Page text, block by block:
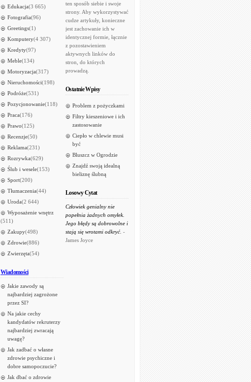
Edukacja(3 665)
Fotografia(96)
Greetings(1)
Komputery(4 307)
Kredyty(97)
Meble(134)
Motoryzacja(317)
Nieruchomości(198)
Podróże(531)
Pozycjonowanie(118)
Praca(176)
Prawo(125)
Recenzje(50)
Reklama(231)
Rozrywka(629)
Ślub i wesele(153)
Sport(200)
Tłumaczenia(44)
Uroda(2 644)
Wyposażenie wnętrz
(511)
Zakupy(498)
Zdrowie(886)
Zwierzęta(54)
Wiadomości
Jakie zawody są
najbardziej zagrożone
przez SI?
Na jakie cechy
kandydatów rekruterzy
najbardziej zwracają
uwagę?
Jak zadbać o własne
zdrowie psychiczne i
dobre samopoczucie?
Jak dbać o zdrowie
ten sposób siebie i swoje
strony. Aby wykorzystywać
cudze artykuły, konieczne
jest zachowanie ich w
identycznej formie, łącznie
z pozostawieniem
aktywnych linków do
stron, do których
prowadzą.
Ostatnie Wpisy
Problem z pożyczkami
Filtry kieszeniowe i ich
zastosowanie
Ciepło w chlewie musi
być
Bluszcz w Ogrodzie
Znajdź swoją idealną
bieliznę ślubną
Losowy Cytat
Człowiek genialny nie
popełnia żadnych omyłek.
Jego błędy są dobrowolne i
stają się wrotami odkryć. -
James Joyce